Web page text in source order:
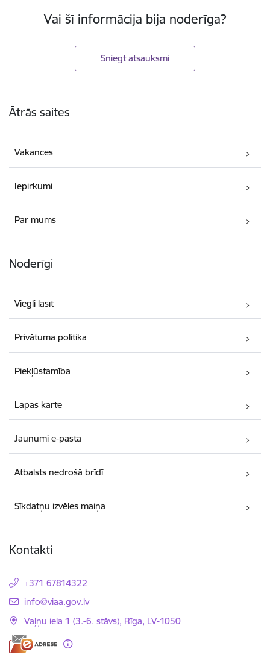
Vai šī informācija bija noderīga?
Sniegt atsauksmi
Ātrās saites
Vakances
Iepirkumi
Par mums
Noderīgi
Viegli lasīt
Privātuma politika
Piekļūstamība
Lapas karte
Jaunumi e-pastā
Atbalsts nedrošā brīdī
Sīkdatņu izvēles maiņa
Kontakti
+371 67814322
E-pasts:
info@viaa.gov.lv
Vaļņu iela 1 (3.-6. stāvs), Rīga, LV-1050